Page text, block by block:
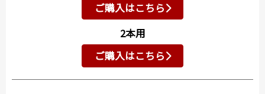
ご購入はこちら
2本用
ご購入はこちら